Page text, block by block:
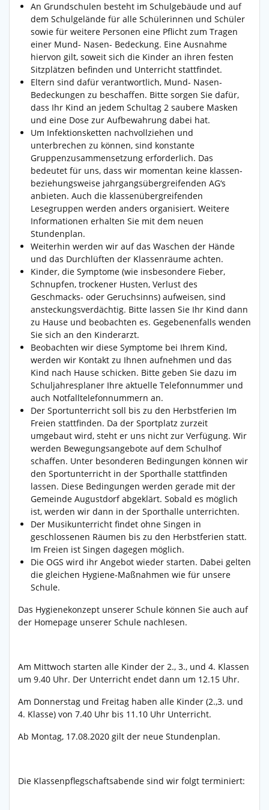
An Grundschulen besteht im Schulgebäude und auf
dem Schulgelände für alle Schülerinnen und Schüler
sowie für weitere Personen eine Pflicht zum Tragen
einer Mund- Nasen- Bedeckung. Eine Ausnahme
hiervon gilt, soweit sich die Kinder an ihren festen
Sitzplätzen befinden und Unterricht stattfindet.
Eltern sind dafür verantwortlich, Mund- Nasen-
Bedeckungen zu beschaffen. Bitte sorgen Sie dafür,
dass Ihr Kind an jedem Schultag 2 saubere Masken
und eine Dose zur Aufbewahrung dabei hat.
Um Infektionsketten nachvollziehen und
unterbrechen zu können, sind konstante
Gruppenzusammensetzung erforderlich. Das
bedeutet für uns, dass wir momentan keine klassen-
beziehungsweise jahrgangsübergreifenden AG‘s
anbieten. Auch die klassenübergreifenden
Lesegruppen werden anders organisiert. Weitere
Informationen erhalten Sie mit dem neuen
Stundenplan.
Weiterhin werden wir auf das Waschen der Hände
und das Durchlüften der Klassenräume achten.
Kinder, die Symptome (wie insbesondere Fieber,
Schnupfen, trockener Husten, Verlust des
Geschmacks- oder Geruchsinns) aufweisen, sind
ansteckungsverdächtig. Bitte lassen Sie Ihr Kind dann
zu Hause und beobachten es. Gegebenenfalls wenden
Sie sich an den Kinderarzt.
Beobachten wir diese Symptome bei Ihrem Kind,
werden wir Kontakt zu Ihnen aufnehmen und das
Kind nach Hause schicken. Bitte geben Sie dazu im
Schuljahresplaner Ihre aktuelle Telefonnummer und
auch Notfalltelefonnummern an.
Der Sportunterricht soll bis zu den Herbstferien Im
Freien stattfinden. Da der Sportplatz zurzeit
umgebaut wird, steht er uns nicht zur Verfügung. Wir
werden Bewegungsangebote auf dem Schulhof
schaffen. Unter besonderen Bedingungen können wir
den Sportunterricht in der Sporthalle stattfinden
lassen. Diese Bedingungen werden gerade mit der
Gemeinde Augustdorf abgeklärt. Sobald es möglich
ist, werden wir dann in der Sporthalle unterrichten.
Der Musikunterricht findet ohne Singen in
geschlossenen Räumen bis zu den Herbstferien statt.
Im Freien ist Singen dagegen möglich.
Die OGS wird ihr Angebot wieder starten. Dabei gelten
die gleichen Hygiene-Maßnahmen wie für unsere
Schule.
Das Hygienekonzept unserer Schule können Sie auch auf
der Homepage unserer Schule nachlesen.
Am Mittwoch starten alle Kinder der 2., 3., und 4. Klassen
um 9.40 Uhr. Der Unterricht endet dann um 12.15 Uhr.
Am Donnerstag und Freitag haben alle Kinder (2.,3. und
4. Klasse) von 7.40 Uhr bis 11.10 Uhr Unterricht.
Ab Montag, 17.08.2020 gilt der neue Stundenplan.
Die Klassenpflegschaftsabende sind wir folgt terminiert: